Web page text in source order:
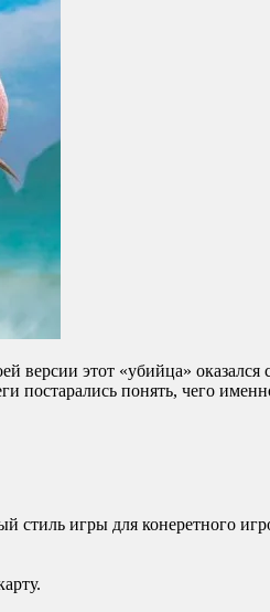
версии этот «убийца»
постарались понять, чего
стиль игры для конеретного